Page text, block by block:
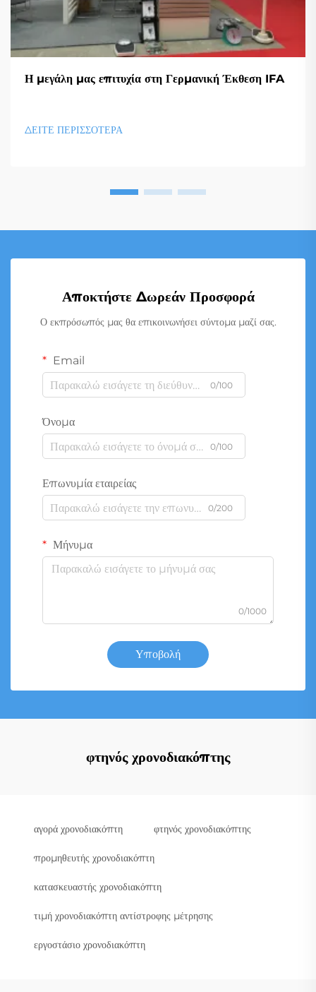
Η μεγάλη μας επιτυχία στη Γερμανική Έκθεση IFA
ΔΕΙΤΕ ΠΕΡΙΣΣΟΤΕΡΑ
Αποκτήστε Δωρεάν Προσφορά
Ο εκπρόσωπός μας θα επικοινωνήσει σύντομα μαζί σας.
Email
0/100
Όνομα
0/100
Επωνυμία εταιρείας
0/200
Μήνυμα
0/1000
Υποβολή
φτηνός χρονοδιακόπτης
αγορά χρονοδιακόπτη φτηνός χρονοδιακόπτης
προμηθευτής χρονοδιακόπτη
κατασκευαστής χρονοδιακόπτη
τιμή χρονοδιακόπτη αντίστροφης μέτρησης
εργοστάσιο χρονοδιακόπτη